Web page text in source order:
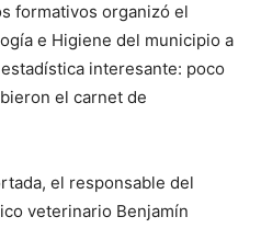
formativos organizó el
e Higiene del municipio a
interesante: poco
el carnet de
el responsable del
veterinario Benjamín